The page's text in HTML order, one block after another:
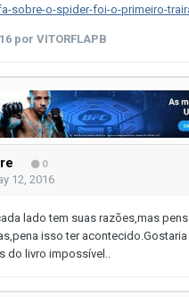
sobre-o-spider-foi-o-primeiro-
por VITORFLAPB
0
12, 2016
lado tem suas razões,mas
isso ter acontecido.Gostaria
do livro impossível..